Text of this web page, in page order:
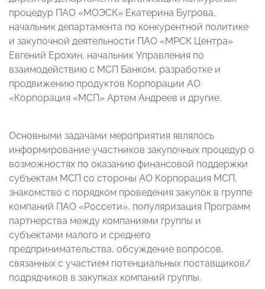
процедур ПАО «МОЭСК» Екатерина Бугрова,
начальник департамента по конкурентной политике
и закупочной деятельности ПАО «МРСК Центра»
Евгений Ерохин, начальник Управления по
взаимодействию с МСП Банком, разработке и
продвижению продуктов Корпорации АО
«Корпорация «МСП» Артем Андреев и другие.
Основными задачами мероприятия являлось
информирование участников закупочных процедур о
возможностях по оказанию финансовой поддержки
субъектам МСП со стороны АО Корпорация МСП,
знакомство с порядком проведения закупок в группе
компаний ПАО «Россети», популяризация Программ
партнерства между компаниями группы и
субъектами малого и среднего
предпринимательства, обсуждение вопросов,
связанных с участием потенциальных поставщиков/
подрядчиков в закупках компаний группы.